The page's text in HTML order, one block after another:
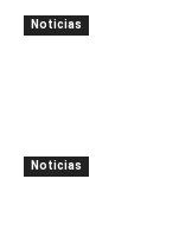
Noticias
Noticias